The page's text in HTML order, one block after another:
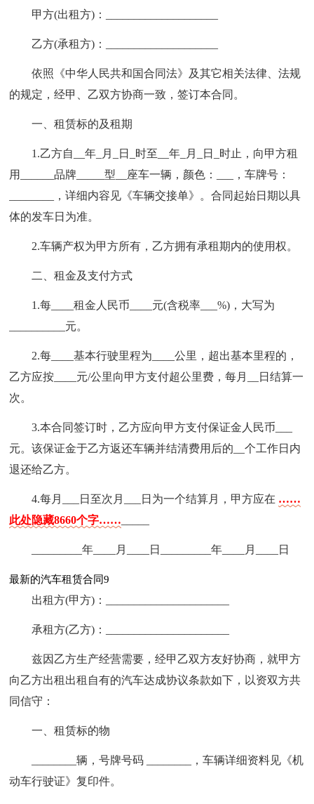
甲方(出租方)：____________________
乙方(承租方)：____________________
依照《中华人民共和国合同法》及其它相关法律、法规
的规定，经甲、乙双方协商一致，签订本合同。
一、租赁标的及租期
1.乙方自__年_月_日_时至__年_月_日_时止，向甲方租
用______品牌_____型__座车一辆，颜色：___，车牌号：
________，详细内容见《车辆交接单》。合同起始日期以具
体的发车日为准。
2.车辆产权为甲方所有，乙方拥有承租期内的使用权。
二、租金及支付方式
1.每____租金人民币____元(含税率___%)，大写为
__________元。
2.每____基本行驶里程为____公里，超出基本里程的，
乙方应按____元/公里向甲方支付超公里费，每月__日结算一
次。
3.本合同签订时，乙方应向甲方支付保证金人民币___
元。该保证金于乙方返还车辆并结清费用后的__个工作日内
退还给乙方。
4.每月___日至次月___日为一个结算月，甲方应在 ……
此处隐藏8660个字……
_________年____月____日_________年____月____日
最新的汽车租赁合同9
出租方(甲方)：______________________
承租方(乙方)：______________________
兹因乙方生产经营需要，经甲乙双方友好协商，就甲方
向乙方出租出租自有的汽车达成协议条款如下，以资双方共
同信守：
一、租赁标的物
________辆，号牌号码 ________，车辆详细资料见《机
动车行驶证》复印件。